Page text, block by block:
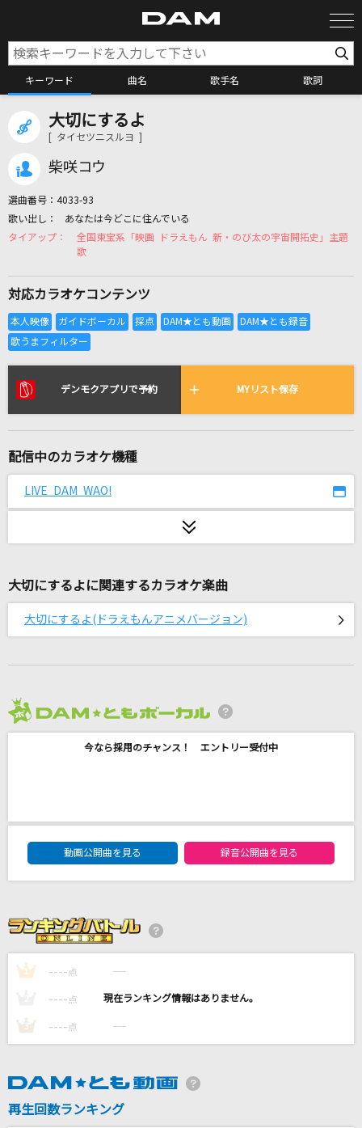
キーワード 曲名 歌手名 歌詞
カラオケ検索
カラオケリクエスト
全国りれき
リアルタイムで歌われている曲の一覧
砂の惑星
ハチ feat.初音ミク
トンツカタンタン
クレイジーウォウウォ!!
『レッツゴー』(唯Ver.)
平沢唯(CV:豊崎愛生)
小さな恋のうた
MONGOL800
七海うらら
[生音]fish
今井美樹
恋は渾沌の隷也
後ろから這いより隊G
白いカイト
MY LITTLE LOVER
DAMの新曲・ランキングなど
大切にするよ
[ タイセツニスルヨ ]
柴咲コウ
選曲番号： 4033-93
あなたは今どこに住んでいる
全国東宝系「映画 ドラえもん 新・のび太の宇宙開拓史」主題
歌
対応カラオケコンテンツ
デンモクアプリで予約 MYリスト保存
配信中のカラオケ機種
LIVE DAM WAO!
大切にするよに関連するカラオケ楽曲
大切にするよ(ドラえもんアニメバージョン)
今なら採用のチャンス！ エントリー受付中
DAM★ともボーカルエントリーランキング
動画公開曲を見る
録音公開曲を見る
1 ---- 点 ----
---- 点 ----
3 ---- 点 ----
再生回数ランキング